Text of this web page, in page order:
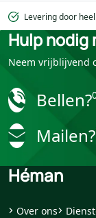
Levering door
Hulp nodig
Neem vrijblijvend
Bellen?
Mailen?
Héman
Over ons